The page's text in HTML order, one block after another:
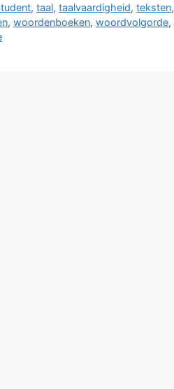
, taal, taalvaardigheid, teksten,
, woordenboeken, woordvolgorde,